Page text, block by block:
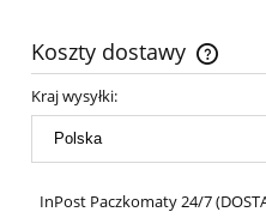
Koszty dostawy
Cena nie zawiera
Kraj wysyłki:
InPost Paczkomaty 24/7